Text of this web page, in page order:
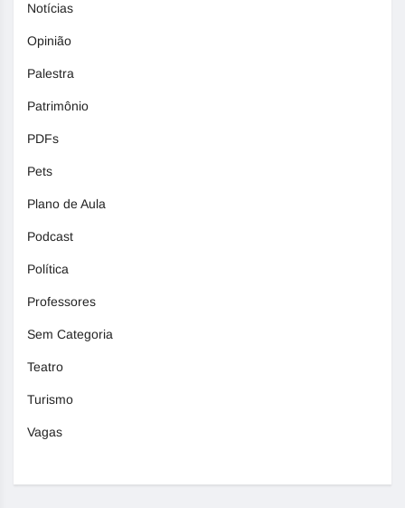
Notícias
Opinião
Palestra
Patrimônio
PDFs
Pets
Plano de Aula
Podcast
Política
Professores
Sem Categoria
Teatro
Turismo
Vagas